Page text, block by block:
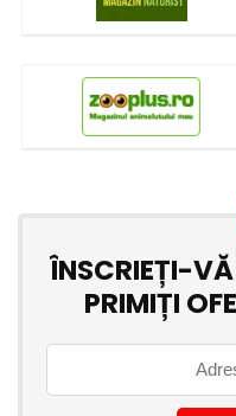
ÎNSCRIEȚI-VĂ
PRIMIȚI